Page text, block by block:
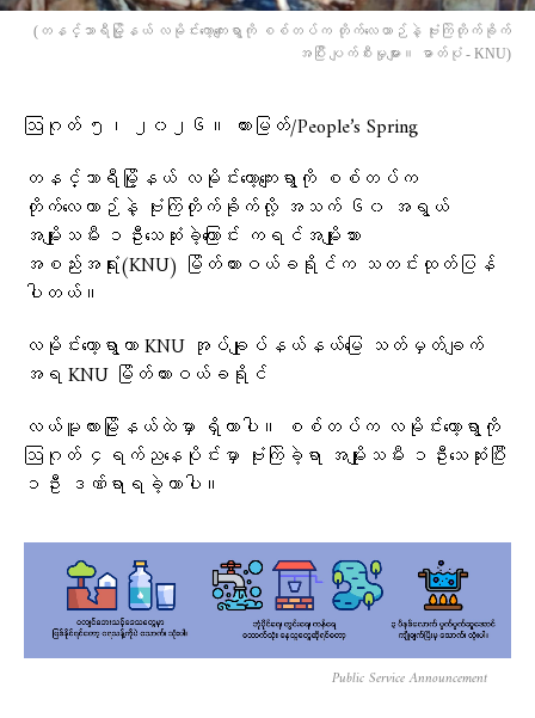
(တနင်္သာရီမြို့နယ် လမိုင်းကော့ကျေးရွာကို စစ်တပ်က တိုက်လေယာဉ်နဲ့ ဗုံးကြဲတိုက်ခိုက်
အပြီး ပျက်စီးမှုများ။ ဓာတ်ပုံ - KNU)
ဩဂုတ် ၅၊ ၂၀၂၆။ ထားမြတ်/People’s Spring
တနင်္သာရီမြို့နယ် လမိုင်းကော့ကျေးရွာကို စစ်တပ်က
တိုက်လေယာဉ်နဲ့ ဗုံးကြဲတိုက်ခိုက်လို့ အသက် ၆၀ အရွယ်
အမျိုးသမီး ၁ဦးသေဆုံးခဲ့ကြောင်း ကရင်အမျိုးသား
အစည်းအရုံး(KNU) မြိတ်ထားဝယ်ခရိုင်က သတင်းထုတ်ပြန်
ပါတယ်။
လမိုင်းကော့ရွာဟာ KNU အုပ်ချုပ်နယ်နယ်မြေ သတ်မှတ်ချက်
အရ KNU မြိတ်ထားဝယ်ခရိုင်
‎လယ်မူလားမြိုနယ်ထဲမှာ ရှိတာပါ။ စစ်တပ်က လမိုင်းကော့ရွာကို
ဩဂုတ် ၄ရက်ညနေပိုင်းမှာ ဗုံးကြဲခဲ့ရာ အမျိုးသမီး ၁ဦးသေဆုံးပြီး
၁ဦး ဒဏ်ရာရခဲ့တာပါ။
Public Service Announcement